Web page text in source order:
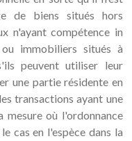
de biens situés hors
n'ayant compétence in
immobiliers situés à
peuvent utiliser leur
une partie résidente en
transactions ayant une
où l'ordonnance
cas en l'espèce dans la